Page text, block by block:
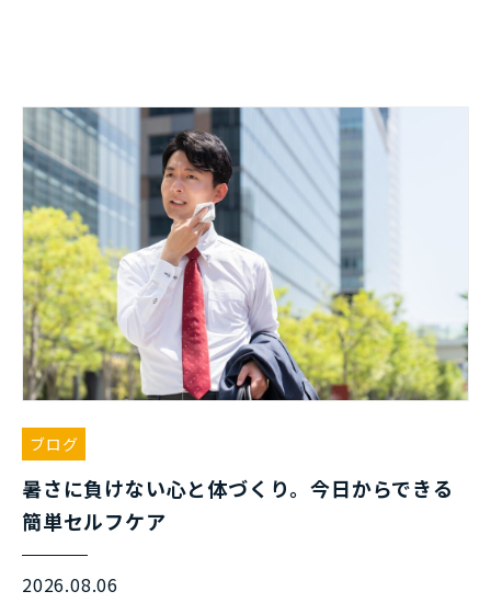
ブログ
暑さに負けない心と体づくり。今日からできる
簡単セルフケア
2026.08.06